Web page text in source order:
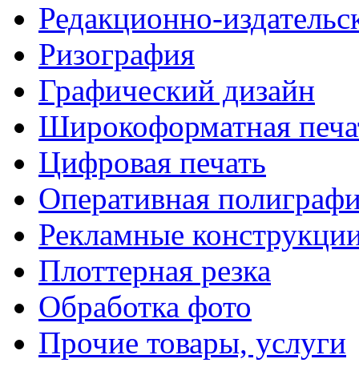
Редакционно-
Ризография
Графический дизайн
Широкоформатная
Цифровая печать
Оперативная
Рекламные
Плоттерная резка
Обработка фото
Прочие товары, услуги